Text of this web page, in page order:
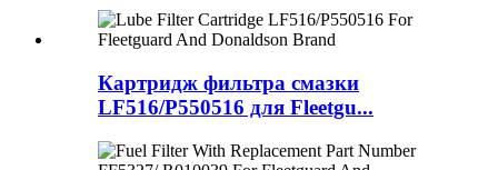
Картридж фильтра смазки
LF516/P550516 для Fleetgu...